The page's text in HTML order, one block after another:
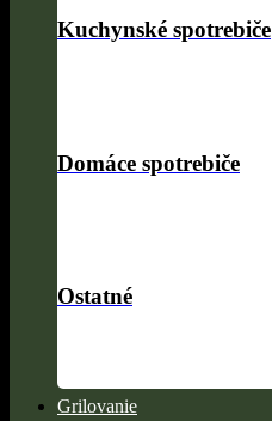
Kuchynské spotrebiče
Domáce spotrebiče
Ostatné
Grilovanie